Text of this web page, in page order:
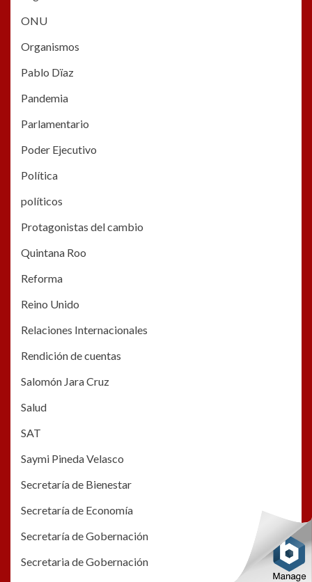
ONU
Organismos
Pablo Dïaz
Pandemia
Parlamentario
Poder Ejecutivo
Política
políticos
Protagonistas del cambio
Quintana Roo
Reforma
Reino Unido
Relaciones Internacionales
Rendición de cuentas
Salomón Jara Cruz
Salud
SAT
Saymi Pineda Velasco
Secretaría de Bienestar
Secretaría de Economía
Secretaría de Gobernación
Secretaria de Gobernación